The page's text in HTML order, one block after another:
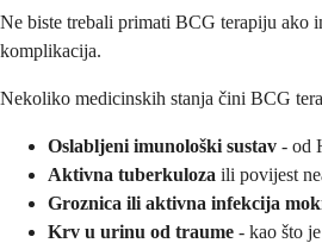
Ne biste trebali primati BCG terapiju ako
komplikacija.
Nekoliko medicinskih stanja čini BCG
Oslabljeni imunološki sustav - od
Aktivna tuberkuloza ili povijest
Groznica ili aktivna infekcija
Krv u urinu od traume - kao što